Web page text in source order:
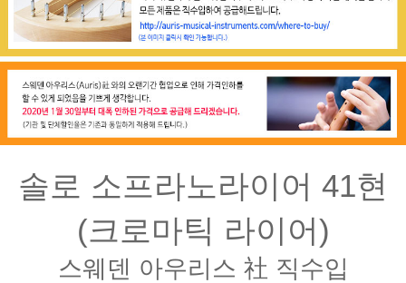
솔로 소프라노라이어 41현
(크로마틱 라이어)
스웨덴 아우리스 社 직수입